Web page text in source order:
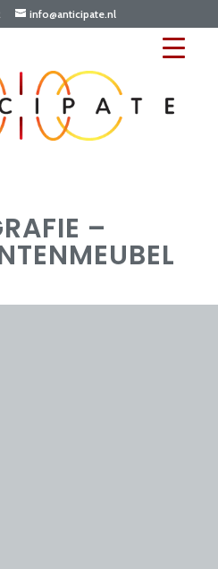
info@anticipate.nl
–